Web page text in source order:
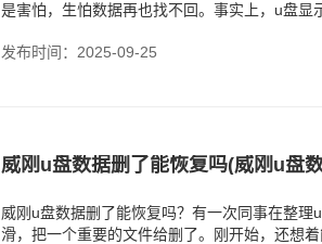
是害怕，生怕数据再也找不回。事实上，u盘显
发布时间：2025-09-25
威刚u盘数据删了能恢复吗(‌威刚u盘
威刚u盘数据删了能恢复吗？有一次同事在整
滑，把一个重要的文件给删了。刚开始，还想